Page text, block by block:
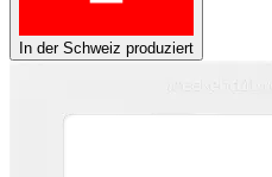
In der Schweiz produziert